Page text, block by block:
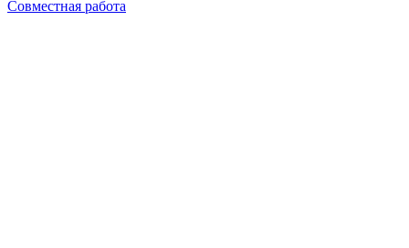
Совместная работа